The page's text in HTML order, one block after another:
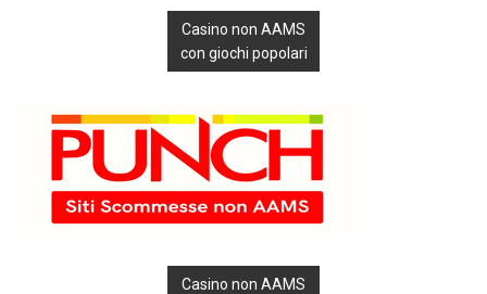
Casino non AAMS
con giochi popolari
Casino non AAMS